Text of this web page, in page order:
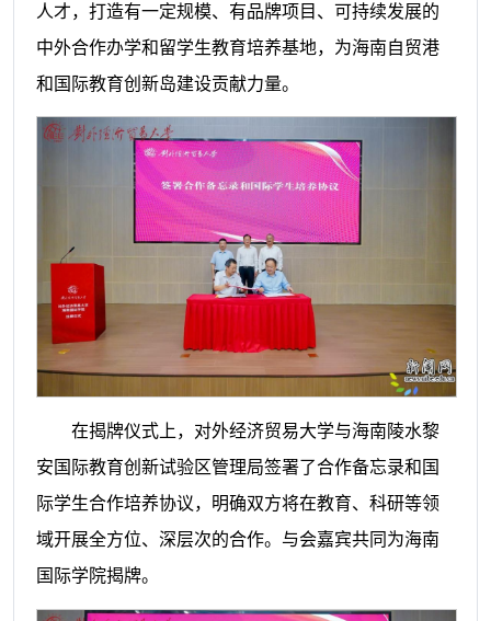
人才，打造有一定规模、有品牌项目、可持续发展的
中外合作办学和留学生教育培养基地，为海南自贸港
和国际教育创新岛建设贡献力量。
在揭牌仪式上，对外经济贸易大学与海南陵水黎
安国际教育创新试验区管理局签署了合作备忘录和国
际学生合作培养协议，明确双方将在教育、科研等领
域开展全方位、深层次的合作。与会嘉宾共同为海南
国际学院揭牌。